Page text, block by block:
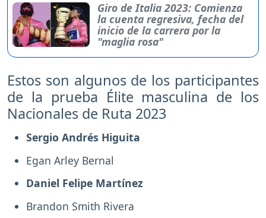
Giro de Italia 2023: Comienza
la cuenta regresiva, fecha del
inicio de la carrera por la
"maglia rosa"
Estos son algunos de los participantes
de la prueba Élite masculina de los
Nacionales de Ruta 2023
Sergio Andrés Higuita
Egan Arley Bernal
Daniel Felipe Martínez
Brandon Smith Rivera